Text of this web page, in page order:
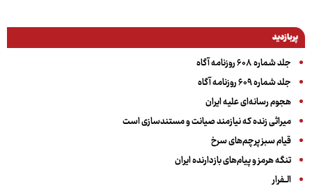
پربازدید
جلد شماره ۶۰۸ روزنامه آگاه
جلد شماره ۶۰۹ روزنامه آگاه
هجوم رسانه‌ای علیه ایران
میراثی زنده که نیازمند صیانت و مستندسازی است
قیام سبز پرچم‌های سرخ
تنگه هرمز و پیام‌های بازدارنده ایران
الــفرار